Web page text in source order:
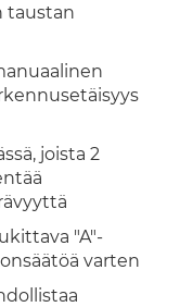
taustan
joista 2
"A"-
varten